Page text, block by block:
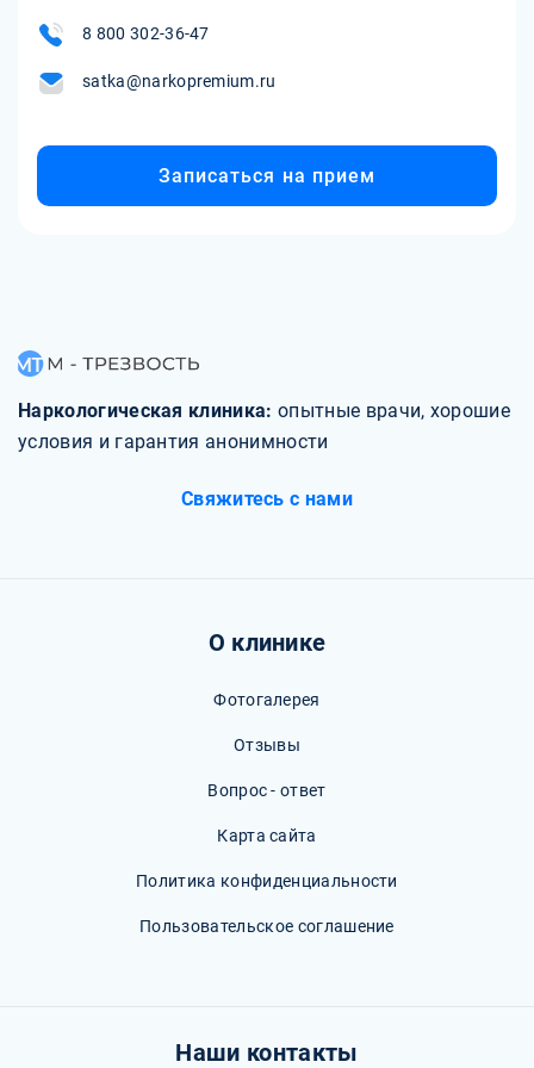
8 800 302-36-47
satka@narkopremium.ru
Записаться на прием
Наркологическая клиника: опытные врачи, хорошие
условия и гарантия анонимности
Свяжитесь с нами
О клинике
Фотогалерея
Отзывы
Вопрос - ответ
Карта сайта
Политика конфиденциальности
Пользовательское соглашение
Наши контакты